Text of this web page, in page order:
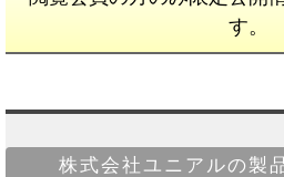
す。
株式会社ユニアルの製